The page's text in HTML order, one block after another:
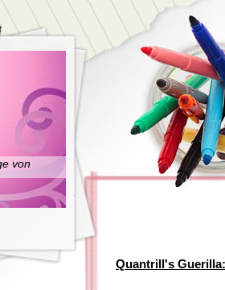
von
Quantrill's Guerilla: